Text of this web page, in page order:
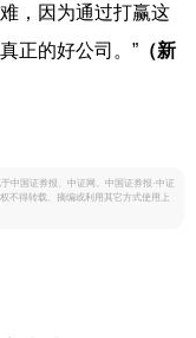
，因为通过打赢这
正的好公司。” （新
中国证券报、中证网。中国证券报·中证
不得转载、摘编或利用其它方式使用上